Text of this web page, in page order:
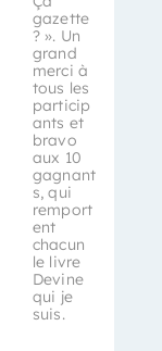
gazette
? ». Un
grand
merci à
tous les
particip
ants et
bravo
aux 10
gagnant
s, qui
remport
ent
chacun
le livre
Devine
qui je
suis.